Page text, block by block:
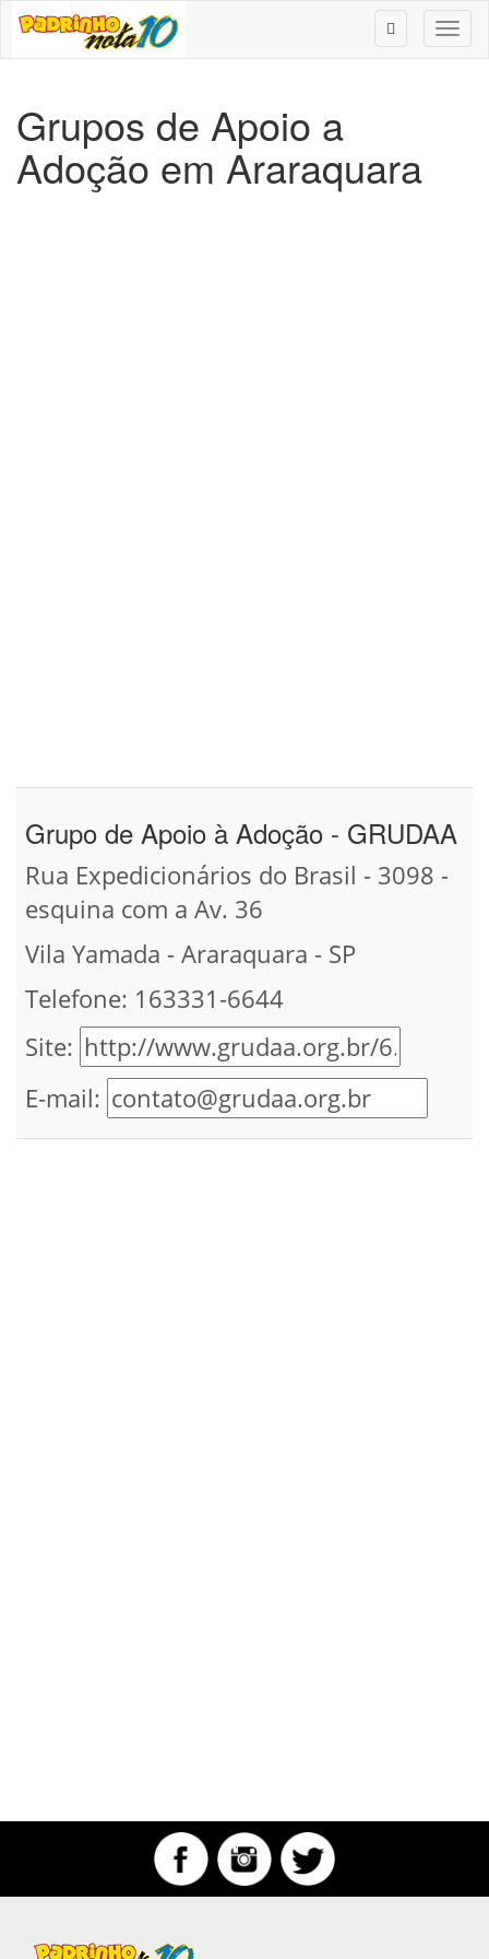
Grupos de Apoio a
Adoção em Araraquara
Grupo de Apoio à Adoção - GRUDAA
Rua Expedicionários do Brasil - 3098 -
esquina com a Av. 36
Vila Yamada - Araraquara - SP
Telefone: 163331-6644
Site:
E-mail: